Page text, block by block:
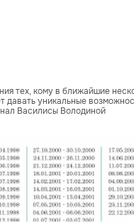
тех, кому в ближайшие
давать уникальные
Василисы Володиной